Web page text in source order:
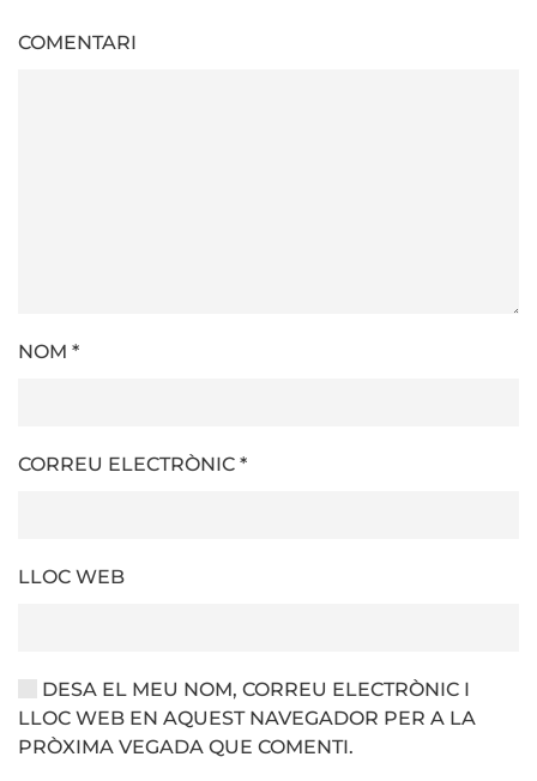
COMENTARI
NOM *
CORREU ELECTRÒNIC *
LLOC WEB
DESA EL MEU NOM, CORREU ELECTRÒNIC I
LLOC WEB EN AQUEST NAVEGADOR PER A LA
PRÒXIMA VEGADA QUE COMENTI.